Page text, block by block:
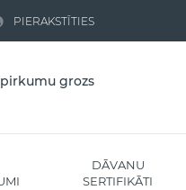
PIERAKSTĪTIES
grozs
DĀVANU
SERTIFIKĀTI